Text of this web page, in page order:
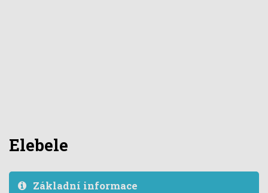
Elebele
Základní informace